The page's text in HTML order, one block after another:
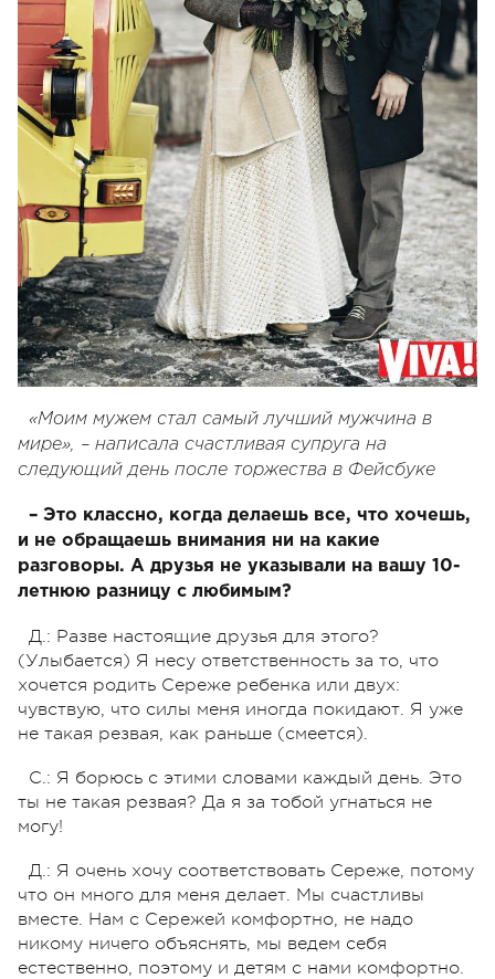
«Моим мужем стал самый лучший мужчина в
мире», – написала счастливая супруга на
следующий день после торжества в Фейсбуке
– Это классно, когда делаешь все, что хочешь,
и не обращаешь внимания ни на какие
разговоры. А друзья не указывали на вашу 10-
летнюю разницу с любимым?
Д.: Разве настоящие друзья для этого?
(Улыбается) Я несу ответственность за то, что
хочется родить Сереже ребенка или двух:
чувствую, что силы меня иногда покидают. Я уже
не такая резвая, как раньше (смеется).
С.: Я борюсь с этими словами каждый день. Это
ты не такая резвая? Да я за тобой угнаться не
могу!
Д.: Я очень хочу соответствовать Сереже, потому
что он много для меня делает. Мы счастливы
вместе. Нам с Сережей комфортно, не надо
никому ничего объяснять, мы ведем себя
естественно, поэтому и детям с нами комфортно.